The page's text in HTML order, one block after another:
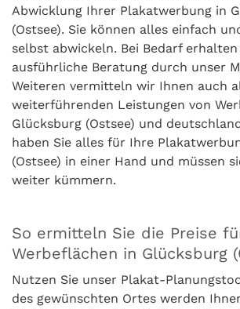
Abwicklung Ihrer Plakatwerbung in
(Ostsee). Sie können alles einfach
selbst abwickeln. Bei Bedarf
ausführliche Beratung durch unser
Weiteren vermitteln wir Ihnen auch
weiterführenden Leistungen von
Glücksburg (Ostsee) und
haben Sie alles für Ihre
(Ostsee) in einer Hand und müssen
weiter kümmern.
So ermitteln Sie die Preise
Werbeflächen in Glücksburg
Nutzen Sie unser Plakat-
des gewünschten Ortes werden